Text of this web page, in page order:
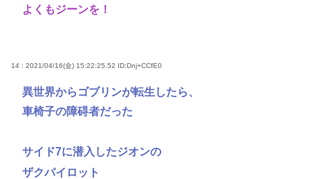
よくもジーンを！
14 : 2021/04/16(金) 15:22:25.52 ID:Dnj+CCfE0
異世界からゴブリンが転生したら、
車椅子の障碍者だった
サイド7に潜入したジオンの
ザクパイロット